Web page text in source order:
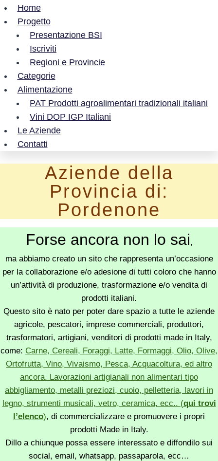
Home
Progetto
Presentazione BSI
Iscriviti
Regioni e Provincie
Categorie
Alimentazione
PAT Prodotti agroalimentari tradizionali italiani
Vini DOP IGP Italiani
Le Aziende
Contatti
Aziende della
Provincia di:
Pordenone
Forse ancora non lo sai,
ma abbiamo creato un sito che rappresenta un’occasione
per la collaborazione e/o adesione di tutti coloro che hanno
un’attività di produzione, trasformazione e/o vendita di
prodotti italiani.
Questo sito è nato per poter dare spazio a tutte le aziende
agricole, pescatori, imprese commerciali, produttori,
trasformatori, artigiani, venditori di prodotti made in Italy,
come: Carne, Cereali, Foraggi, Latte, Formaggi, Olio, Olive,
Ortofrutta, Vino, Vivaismo, Pesca, Acquacoltura, ed altro
ancora. Lavorazioni artigianali non alimentari tipo
abbigliamento, metalli preziozi, cuoio, pelletteria, lavori in
legno, strumenti musicali, vetro, ceramica, ecc.. (qui trovi
l’elenco), di commercializzare e promuovere i propri
prodotti Made in Italy.
Dillo a chiunque possa essere interessato e diffondilo sui
social, email, whatsapp, passaparola, ecc…